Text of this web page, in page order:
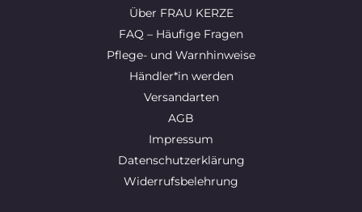
Über FRAU KERZE
FAQ – Häufige Fragen
Pflege- und Warnhinweise
Händler*in werden
Versandarten
AGB
Impressum
Datenschutzerklärung
Widerrufsbelehrung